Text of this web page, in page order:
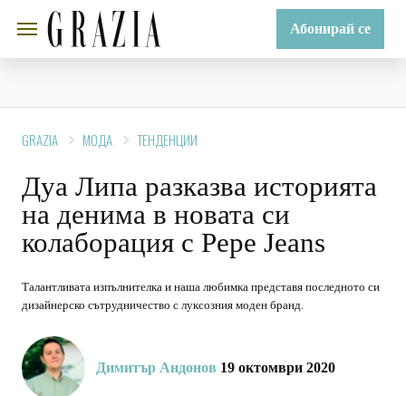
Абонирай се
GRAZIA МОДА ТЕНДЕНЦИИ
Дуа Липа разказва историята
на денима в новата си
колаборация с Pepe Jeans
Талантливата изпълнителка и наша любимка представя последното си
дизайнерско сътрудничество с луксозния моден бранд.
Димитър Андонов 19 октомври 2020